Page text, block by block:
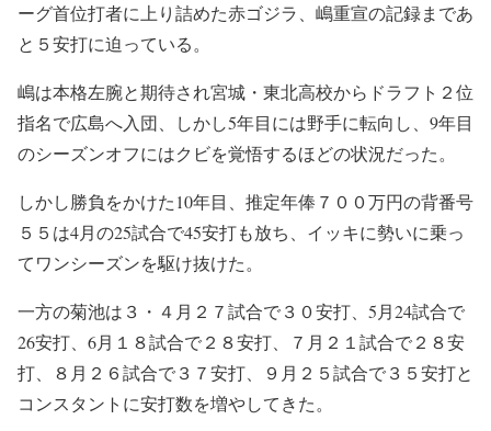
ーグ首位打者に上り詰めた赤ゴジラ、嶋重宣の記録まであ
と５安打に迫っている。
嶋は本格左腕と期待され宮城・東北高校からドラフト２位
指名で広島へ入団、しかし5年目には野手に転向し、9年目
のシーズンオフにはクビを覚悟するほどの状況だった。
しかし勝負をかけた10年目、推定年俸７００万円の背番号
５５は4月の25試合で45安打も放ち、イッキに勢いに乗っ
てワンシーズンを駆け抜けた。
一方の菊池は３・４月２７試合で３０安打、5月24試合で
26安打、6月１８試合で２８安打、７月２１試合で２８安
打、８月２６試合で３７安打、９月２５試合で３５安打と
コンスタントに安打数を増やしてきた。